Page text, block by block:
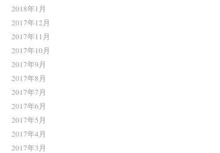
2018年1月
2017年12月
2017年11月
2017年10月
2017年9月
2017年8月
2017年7月
2017年6月
2017年5月
2017年4月
2017年3月